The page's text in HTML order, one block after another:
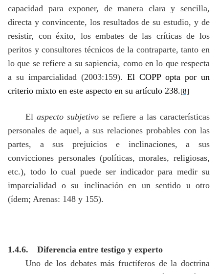
capacidad para exponer, de manera clara y sencilla,
directa y convincente, los resultados de su estudio, y de
resistir, con éxito, los embates de las críticas de los
peritos y consultores técnicos de la contraparte, tanto en
lo que se refiere a su sapiencia, como en lo que respecta
a su imparcialidad (2003:159). El COPP opta por un
criterio mixto en este aspecto en su artículo 238.[8]
El aspecto subjetivose refiere a las características
personales de aquel, a sus relaciones probables con las
partes, a sus prejuicios e inclinaciones, a sus
convicciones personales (políticas, morales, religiosas,
etc.), todo lo cual puede ser indicador para medir su
imparcialidad o su inclinación en un sentido u otro
(ídem; Arenas: 148 y 155).
1.4.6.
Diferencia entre testigo y experto
Uno de los debates más fructíferos de la doctrina